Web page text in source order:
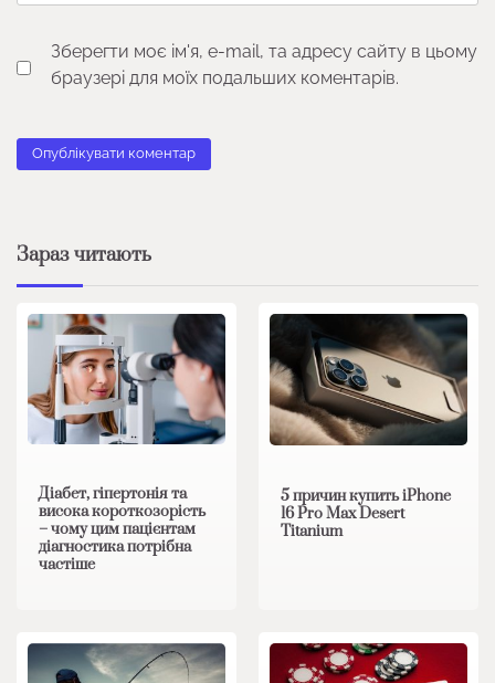
Зберегти моє ім'я, e-mail, та адресу сайту в цьому
браузері для моїх подальших коментарів.
Зараз читають
Діабет, гіпертонія та
висока короткозорість
– чому цим пацієнтам
діагностика потрібна
частіше
5 причин купить iPhone
16 Pro Max Desert
Titanium